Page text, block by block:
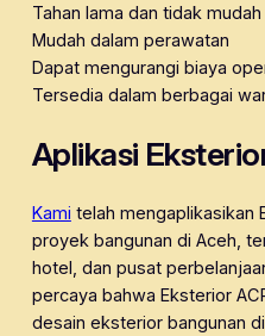
Tahan lama dan tidak
Mudah dalam perawatan
Dapat mengurangi biaya
Tersedia dalam berbagai
Aplikasi
Kami telah mengaplikasikan
proyek bangunan di Aceh,
hotel, dan pusat
percaya bahwa Eksterior
desain eksterior bangunan